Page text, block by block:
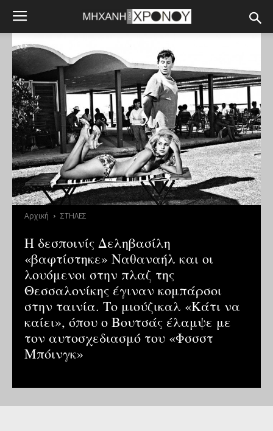
Αρχική ΣΤΗΛΕΣ
Η δεσποινίς Δεληβασίλη
«βαφτίστηκε» Ναθαναήλ και οι
λουόμενοι στην πλαζ της
Θεσσαλονίκης έγιναν κομπάρσοι
στην ταινία. Το μιούζικαλ «Κάτι να
καίει», όπου ο Βουτσάς έλαμψε με
τον αυτοσχεδιασμό του «Φσσστ
Μπόινγκ»